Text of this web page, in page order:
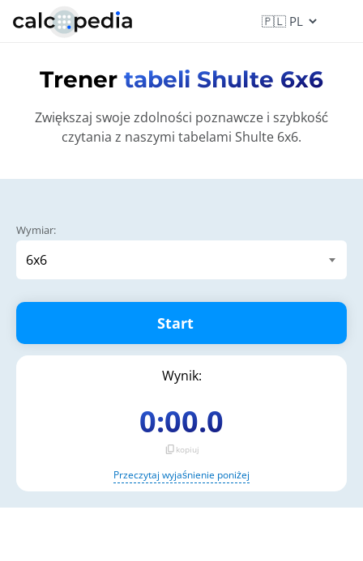
Trener tabeli Shulte 6x6
Zwiększaj swoje zdolności poznawcze i szybkość
czytania z naszymi tabelami Shulte 6x6.
Wymiar:
Start
Wynik:
0:00.0
content_copy kopiuj
Przeczytaj wyjaśnienie poniżej